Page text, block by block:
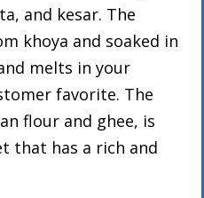
and kesar. The
khoya and soaked in
melts in your
favorite. The
flour and ghee, is
that has a rich and